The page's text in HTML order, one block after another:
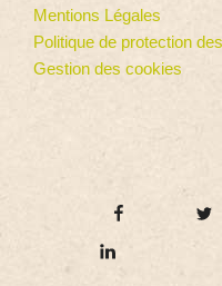
Mentions Légales
Politique de protection
Gestion des cookies